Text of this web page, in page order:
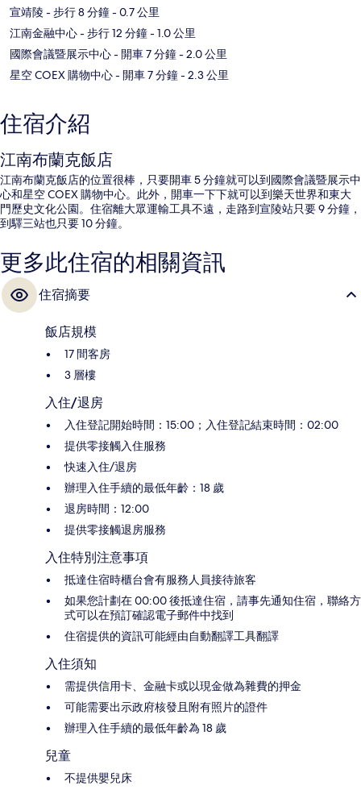
宣靖陵 - 步行 8 分鐘- 0.7 公里
江南金融中心- 步行 12 分鐘- 1.0 公里
國際會議暨展示中心- 開車 7 分鐘- 2.0 公里
星空 COEX 購物中心- 開車 7 分鐘- 2.3 公里
住宿介紹
江南布蘭克飯店
江南布蘭克飯店的位置很棒，只要開車 5 分鐘就可以到國際會議暨展示中
心和星空 COEX 購物中心。此外，開車一下下就可以到樂天世界和東大
門歷史文化公園。住宿離大眾運輸工具不遠，走路到宣陵站只要 9 分鐘，
到驛三站也只要 10 分鐘。
更多此住宿的相關資訊
住宿摘要
飯店規模
17 間客房
3 層樓
入住/退房
入住登記開始時間：15:00；入住登記結束時間：02:00
提供零接觸入住服務
快速入住/退房
辦理入住手續的最低年齡：18 歲
退房時間：12:00
提供零接觸退房服務
入住特別注意事項
抵達住宿時櫃台會有服務人員接待旅客
如果您計劃在 00:00 後抵達住宿，請事先通知住宿，聯絡方
式可以在預訂確認電子郵件中找到
住宿提供的資訊可能經由自動翻譯工具翻譯
入住須知
需提供信用卡、金融卡或以現金做為雜費的押金
可能需要出示政府核發且附有照片的證件
辦理入住手續的最低年齡為 18 歲
兒童
不提供嬰兒床